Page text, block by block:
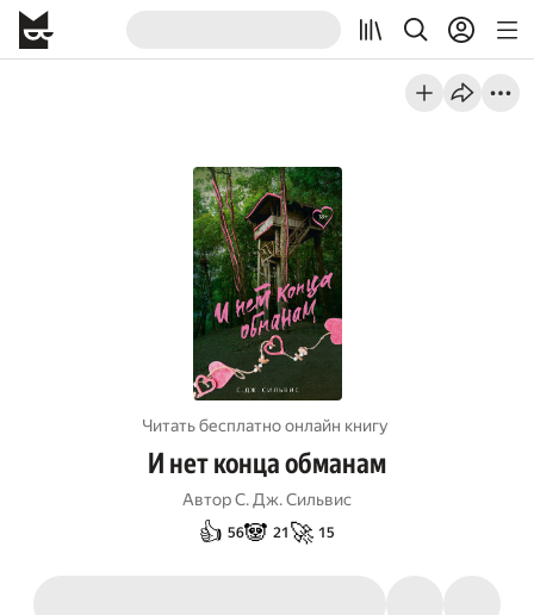
Читать бесплатно онлайн книгу
И нет конца обманам
АвторС. Дж. Сильвис
👍 56🐼 21 🚀 15